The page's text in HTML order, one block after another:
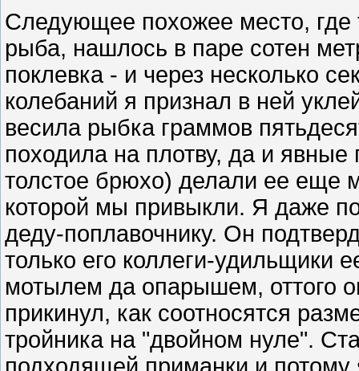
Следующее похожее место, где
рыба, нашлось в паре сотен
поклевка - и через несколько
колебаний я признал в ней
весила рыбка граммов
походила на плотву, да и
толстое брюхо) делали ее еще
которой мы привыкли. Я даже
деду-поплавочнику. Он
только его коллеги-удильщики
мотылем да опарышем, оттого
прикинул, как соотносятся
тройника на "двойном нуле".